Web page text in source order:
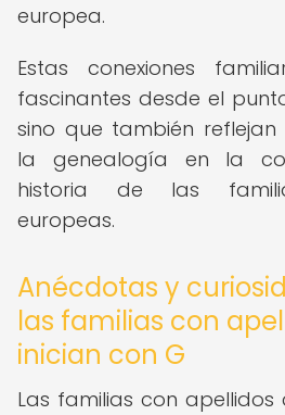
europea.
Estas conexiones
fascinantes desde el
sino que también
la genealogía en la
historia de las
europeas.
Anécdotas y
las familias con
inician con G
Las familias con